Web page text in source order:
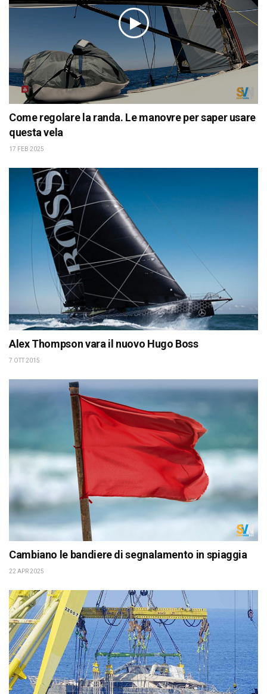
Come regolare la randa. Le manovre per saper usare
questa vela
17 FEB 2025
Alex Thompson vara il nuovo Hugo Boss
7 OTT 2015
Cambiano le bandiere di segnalamento in spiaggia
22 APR 2025